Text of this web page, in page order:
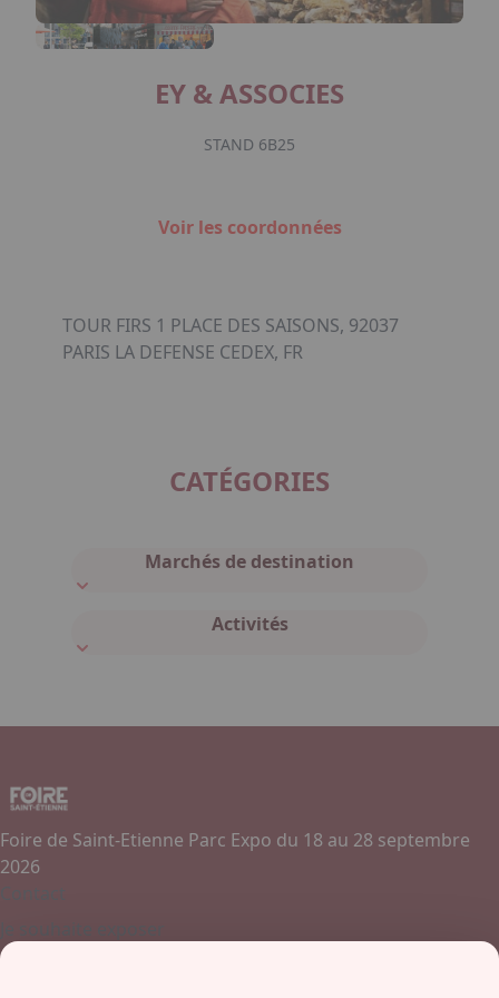
EY & ASSOCIES
STAND 6B25
Voir les coordonnées
TOUR FIRS 1 PLACE DES SAISONS, 92037
PARIS LA DEFENSE CEDEX, FR
CATÉGORIES
Marchés de destination
Activités
Foire de Saint-Etienne Parc Expo du 18 au 28 septembre
2026
Contactez-nous